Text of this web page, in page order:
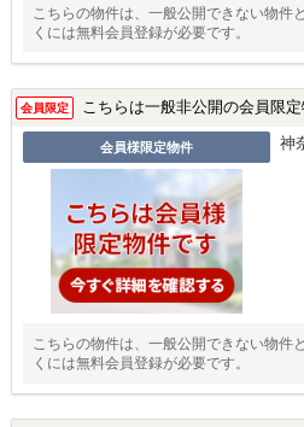
こちらの物件は、一般公開できない物件
くには無料会員登録が必要です。
会員限定 こちらは一般非公開の会員限定
会員様限定物件 神
こちらの物件は、一般公開できない物件
くには無料会員登録が必要です。